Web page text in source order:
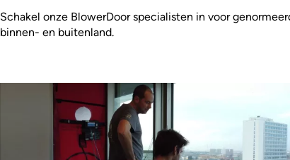
Schakel onze BlowerDoor specialisten in voor
binnen- en buitenland.